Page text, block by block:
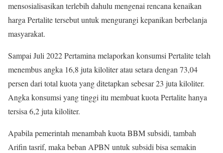
mensosialisasikan terlebih dahulu mengenai rencana kenaikan
harga Pertalite tersebut untuk mengurangi kepanikan berbelanja
masyarakat.
Sampai Juli 2022 Pertamina melaporkan konsumsi Pertalite telah
menembus angka 16,8 juta kiloliter atau setara dengan 73,04
persen dari total kuota yang ditetapkan sebesar 23 juta kiloliter.
Angka konsumsi yang tinggi itu membuat kuota Pertalite hanya
tersisa 6,2 juta kiloliter.
Apabila pemerintah menambah kuota BBM subsidi, tambah
Arifin tasrif, maka beban APBN untuk subsidi bisa semakin